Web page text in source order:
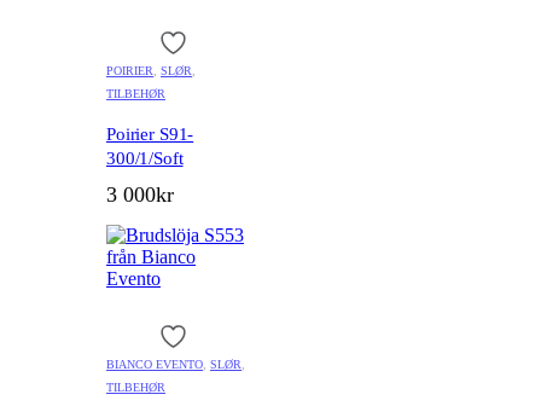
POIRIER SLØR
TILBEHØR
Poirier S91-
300/1/Soft
3 000kr
BIANCO EVENTO SLØR
TILBEHØR